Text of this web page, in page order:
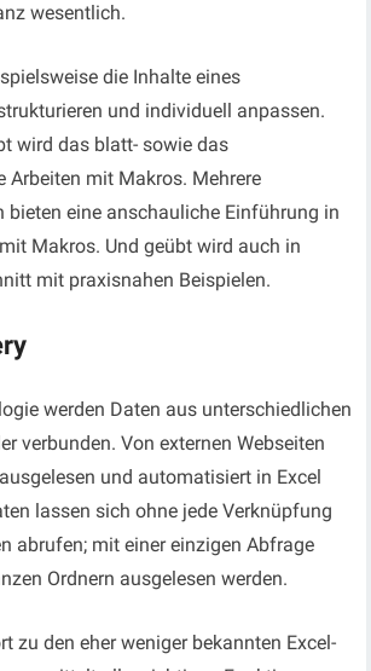
wesentlich.
die Inhalte eines
und individuell anpassen.
wird das blatt- sowie das
Arbeiten mit Makros. Mehrere
bieten eine anschauliche Einführung in
Makros. Und geübt wird auch in
mit praxisnahen Beispielen.
werden Daten aus unterschiedlichen
verbunden. Von externen Webseiten
und automatisiert in Excel
lassen sich ohne jede Verknüpfung
abrufen; mit einer einzigen Abfrage
Ordnern ausgelesen werden.
zu den eher weniger bekannten Excel-